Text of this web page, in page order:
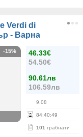
Verdi di
- Варна
46.33€
54.50€
90.61лв
106.59лв
9.08
84:40:49
101 грабнати
-15%